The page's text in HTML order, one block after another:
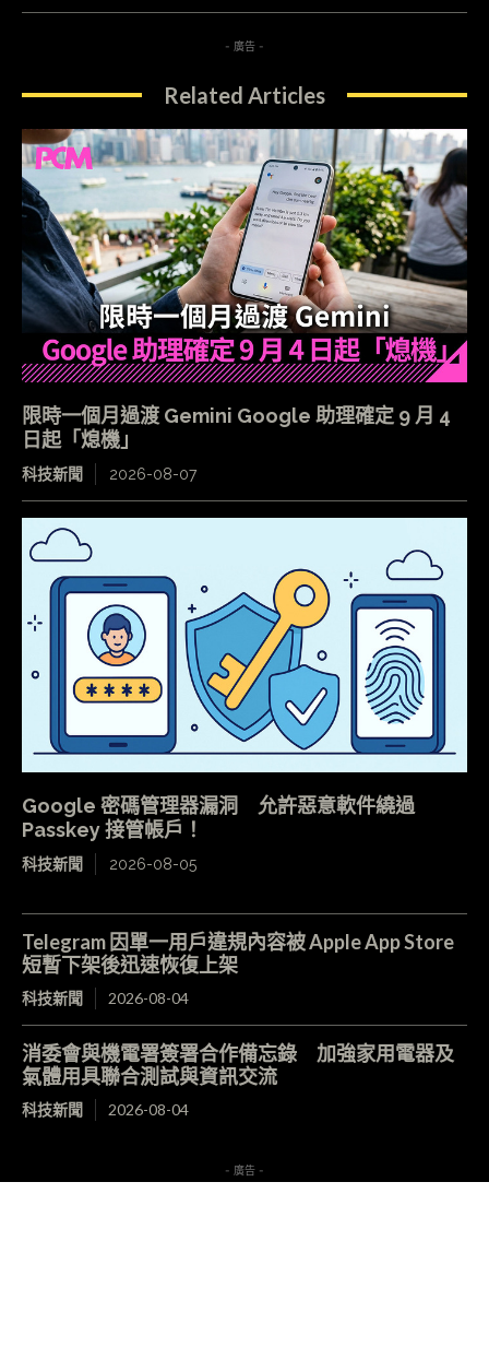
- 廣告 -
Related Articles
限時一個月過渡 Gemini Google 助理確定 9 月 4
日起「熄機」
科技新聞 2026-08-07
Google 密碼管理器漏洞 允許惡意軟件繞過
Passkey 接管帳戶！
科技新聞 2026-08-05
Telegram 因單一用戶違規內容被 Apple App Store
短暫下架後迅速恢復上架
科技新聞 2026-08-04
消委會與機電署簽署合作備忘錄 加強家用電器及
氣體用具聯合測試與資訊交流
科技新聞 2026-08-04
- 廣告 -